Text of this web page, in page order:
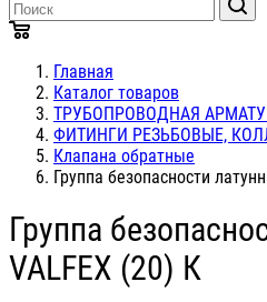
Главная
Каталог товаров
ТРУБОПРОВОДНАЯ
ФИТИНГИ РЕЗЬБОВЫЕ,
Клапана обратные
Группа безопасности
Группа
VALFEX (20) К